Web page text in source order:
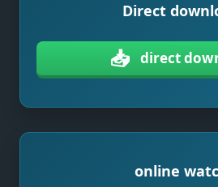
Direct
📥 direct
online